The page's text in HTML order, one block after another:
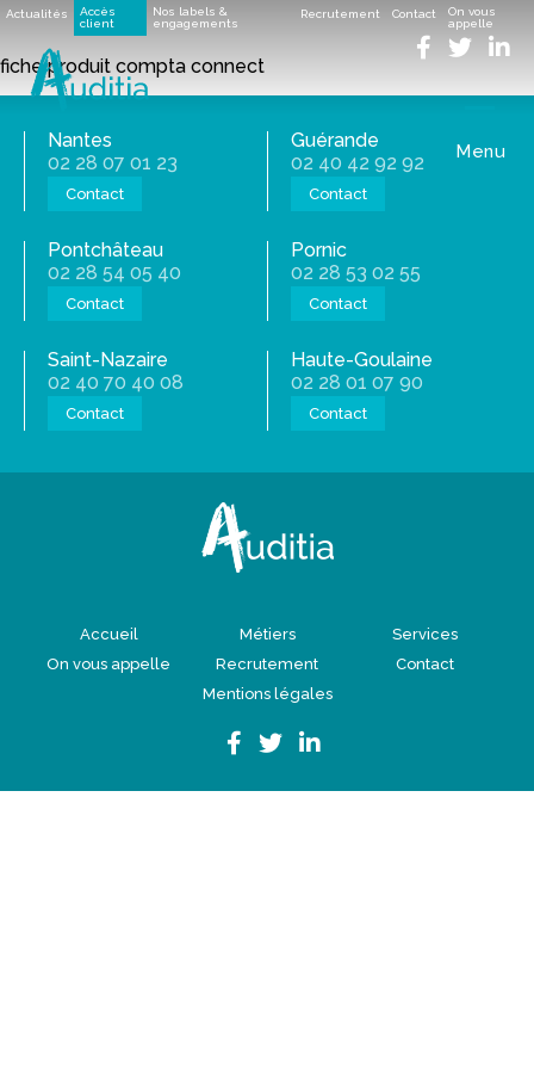
Actualités
Accès
client
Nos labels &
engagements
Recrutement Contact
On vous
appelle
Menu
Accueil>Une offre élargie de services pour mieux vous
>Nos services en ligne Services en ligne videos
fiche produit compta connect
fiche produit compta connect
fiche produit compta connect
Nantes
02 28 07 01 23
Contact
Guérande
02 40 42 92 92
Contact
Pontchâteau
02 28 54 05 40
Contact
Pornic
02 28 53 02 55
Contact
Saint-Nazaire
02 40 70 40 08
Contact
Haute-Goulaine
02 28 01 07 90
Contact
Accueil Métiers
Services
On vous appelle
Recrutement
Contact
Mentions légales